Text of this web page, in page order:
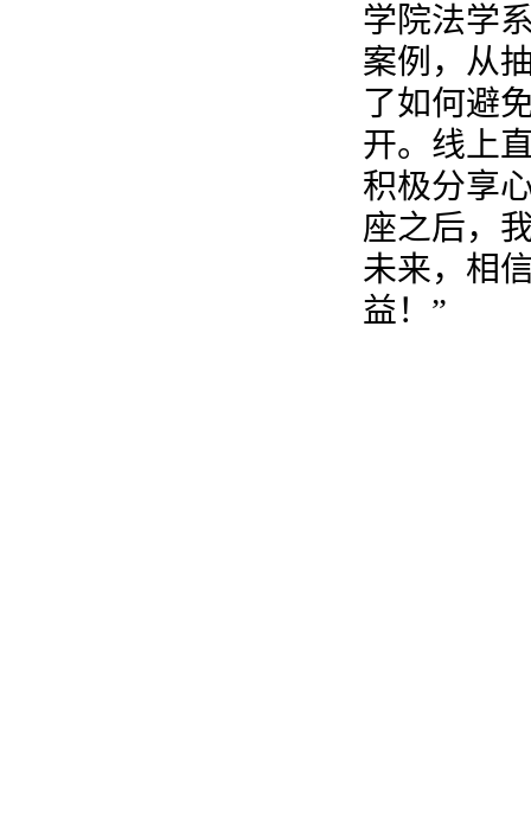
学院法学
案例，从
了如何避
开。线上
积极分享
座之后，
未来，相
益！”